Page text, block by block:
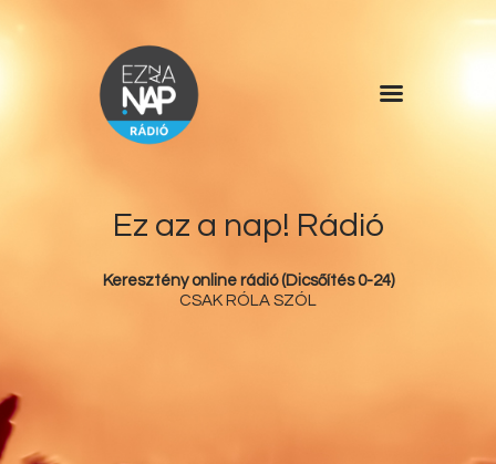
Ez az a nap! Rádió
Keresztény online rádió (Dicsőítés 0-24)
CSAK RÓLA SZÓL
Főoldal
Rólunk
Kapcsolat